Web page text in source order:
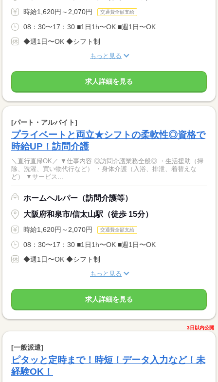
時給1,620円～2,070円 交通費全額支給
08：30〜17：30 ■1日1h〜OK ■週1日〜OK
◆週1日〜OK ◆シフト制
もっと見る
求人詳細を見る
[パート・アルバイト]
プライベートと両立★シフトの柔軟性◎資格で
時給UP！訪問介護
＼直行直帰OK／ ▼仕事内容 ◎訪問介護業務全般◎ ・生活援助（掃
除、洗濯、買い物代行など） ・身体介護（入浴、排泄、着替えな
ど） ▼サービス...
ホームヘルパー（訪問介護等）
大阪府和泉市/信太山駅（徒歩 15分）
時給1,620円～2,070円 交通費全額支給
08：30〜17：30 ■1日1h〜OK ■週1日〜OK
◆週1日〜OK ◆シフト制
もっと見る
求人詳細を見る
3日以内公開
[一般派遣]
ピタッと定時まで！時短！データ入力など！未
経験OK！